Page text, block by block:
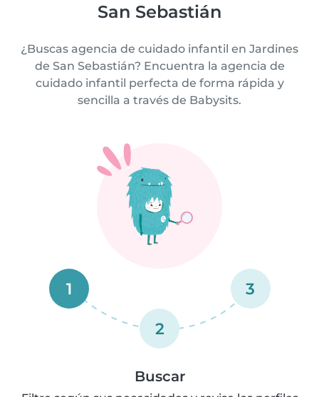
San Sebastián
¿Buscas agencia de cuidado infantil en Jardines
de San Sebastián? Encuentra la agencia de
cuidado infantil perfecta de forma rápida y
sencilla a través de Babysits.
1
2
3
Buscar